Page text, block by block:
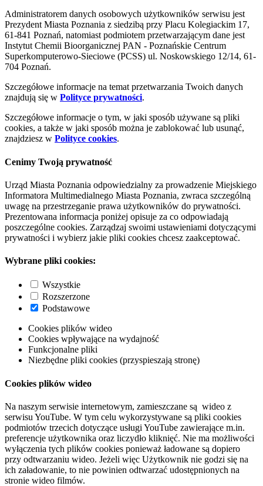
Administratorem danych osobowych użytkowników serwisu jest
Prezydent Miasta Poznania z siedzibą przy Placu Kolegiackim 17,
61-841 Poznań, natomiast podmiotem przetwarzającym dane jest
Instytut Chemii Bioorganicznej PAN - Poznańskie Centrum
Superkomputerowo-Sieciowe (PCSS) ul. Noskowskiego 12/14, 61-
704 Poznań.
Szczegółowe informacje na temat przetwarzania Twoich danych
znajdują się w Polityce prywatności.
Szczegółowe informacje o tym, w jaki sposób używane są pliki
cookies, a także w jaki sposób można je zablokować lub usunąć,
znajdziesz w Polityce cookies.
Cenimy Twoją prywatność
Urząd Miasta Poznania odpowiedzialny za prowadzenie Miejskiego
Informatora Multimedialnego Miasta Poznania, zwraca szczególną
uwagę na przestrzeganie prawa użytkowników do prywatności.
Prezentowana informacja poniżej opisuje za co odpowiadają
poszczególne cookies. Zarządzaj swoimi ustawieniami dotyczącymi
prywatności i wybierz jakie pliki cookies chcesz zaakceptować.
Wybrane pliki cookies:
Wszystkie
Rozszerzone
Podstawowe
Cookies plików wideo
Cookies wpływające na wydajność
Funkcjonalne pliki
Niezbędne pliki cookies (przyspieszają stronę)
Cookies plików wideo
Na naszym serwisie internetowym, zamieszczane są wideo z
serwisu YouTube. W tym celu wykorzystywane są pliki cookies
podmiotów trzecich dotyczące usługi YouTube zawierające m.in.
preferencje użytkownika oraz liczydło kliknięć. Nie ma możliwości
wyłączenia tych plików cookies ponieważ ładowane są dopiero
przy odtwarzaniu wideo. Jeżeli więc Użytkownik nie godzi się na
ich załadowanie, to nie powinien odtwarzać udostępnionych na
stronie wideo filmów.